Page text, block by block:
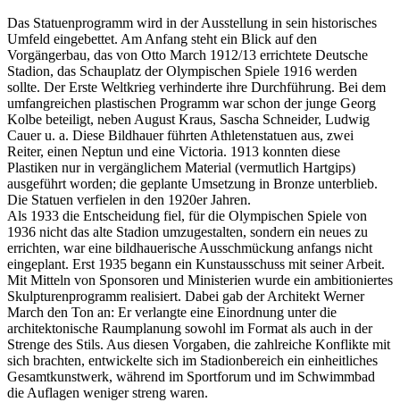
Das Statuenprogramm wird in der Ausstellung in sein historisches
Umfeld eingebettet. Am Anfang steht ein Blick auf den
Vorgängerbau, das von Otto March 1912/13 errichtete Deutsche
Stadion, das Schauplatz der Olympischen Spiele 1916 werden
sollte. Der Erste Weltkrieg verhinderte ihre Durchführung. Bei dem
umfangreichen plastischen Programm war schon der junge Georg
Kolbe beteiligt, neben August Kraus, Sascha Schneider, Ludwig
Cauer u. a. Diese Bildhauer führten Athletenstatuen aus, zwei
Reiter, einen Neptun und eine Victoria. 1913 konnten diese
Plastiken nur in vergänglichem Material (vermutlich Hartgips)
ausgeführt worden; die geplante Umsetzung in Bronze unterblieb.
Die Statuen verfielen in den 1920er Jahren.
Als 1933 die Entscheidung fiel, für die Olympischen Spiele von
1936 nicht das alte Stadion umzugestalten, sondern ein neues zu
errichten, war eine bildhauerische Ausschmückung anfangs nicht
eingeplant. Erst 1935 begann ein Kunstausschuss mit seiner Arbeit.
Mit Mitteln von Sponsoren und Ministerien wurde ein ambitioniertes
Skulpturenprogramm realisiert. Dabei gab der Architekt Werner
March den Ton an: Er verlangte eine Einordnung unter die
architektonische Raumplanung sowohl im Format als auch in der
Strenge des Stils. Aus diesen Vorgaben, die zahlreiche Konflikte mit
sich brachten, entwickelte sich im Stadionbereich ein einheitliches
Gesamtkunstwerk, während im Sportforum und im Schwimmbad
die Auflagen weniger streng waren.